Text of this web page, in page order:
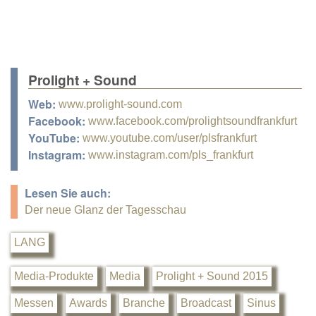
Prolight + Sound
Web: www.prolight-sound.com
Facebook: www.facebook.com/prolightsoundfrankfurt
YouTube: www.youtube.com/user/plsfrankfurt
Instagram: www.instagram.com/pls_frankfurt
Lesen Sie auch:
Der neue Glanz der Tagesschau
LANG
Media-Produkte Media Prolight + Sound 2015
Messen Awards Branche Broadcast Sinus